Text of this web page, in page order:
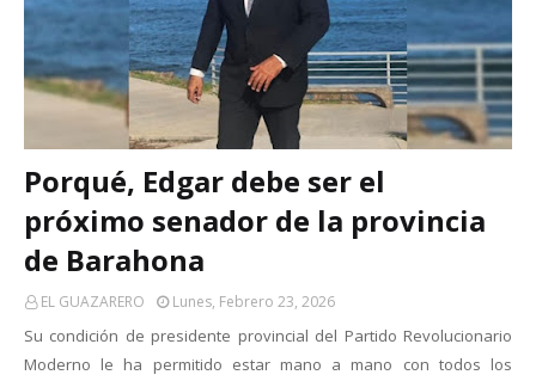
Porqué, Edgar debe ser el
próximo senador de la provincia
de Barahona
EL GUAZARERO Lunes, Febrero 23, 2026
Su condición de presidente provincial del Partido Revolucionario
Moderno le ha permitido estar mano a mano con todos los